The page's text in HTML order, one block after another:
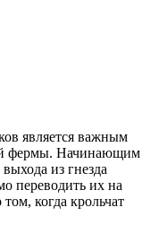
является важным
фермы. Начинающим
из гнезда
переводить их на
когда крольчат